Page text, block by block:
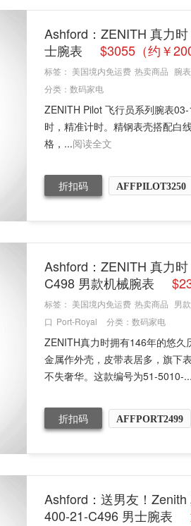
Ashford：ZENITH 真力
士腕表
$3055（约￥
标签： 美国境内免运费 热卖商品 腕表
分类： 数码家电
ZENITH Pilot 飞行员系列腕表
时，精准计时。精钢表壳搭配白
格，...阅读全文
折扣码 AFFPILOT3250
Ashford：ZENITH 真力
C498 男款机械腕表
标签： 美国境内免运费 热卖商品 男款
口 Port-Royal 分类： 数码家电
ZENITH真力时拥有146年的悠
金属作外壳，皮带表居多，旗下
不失奢华。这款编号为51-5010-...
折扣码 AFFPORT2499
Ashford：送男友！
400-21-C496 男士腕表